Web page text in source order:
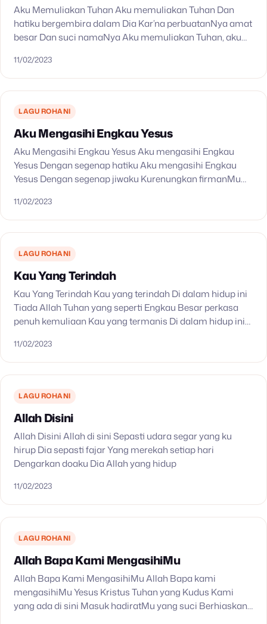
Aku Memuliakan Tuhan Aku memuliakan Tuhan Dan
hatiku bergembira dalam Dia Kar’na perbuatanNya amat
besar Dan suci namaNya Aku memuliakan Tuhan, aku
Kar’na perbuatanNya amat…
11/02/2023
LAGU ROHANI
Aku Mengasihi Engkau Yesus
Aku Mengasihi Engkau Yesus Aku mengasihi Engkau
Yesus Dengan segenap hatiku Aku mengasihi Engkau
Yesus Dengan segenap jiwaku Kurenungkan firmanMu
Engkau tahu ya Tuhan tujuan…
11/02/2023
LAGU ROHANI
Kau Yang Terindah
Kau Yang Terindah Kau yang terindah Di dalam hidup ini
Tiada Allah Tuhan yang seperti Engkau Besar perkasa
penuh kemuliaan Kau yang termanis Di dalam hidup ini
11/02/2023
LAGU ROHANI
Allah Disini
Allah Disini Allah di sini Sepasti udara segar yang ku
hirup Dia sepasti fajar Yang merekah setiap hari
Dengarkan doaku Dia Allah yang hidup
11/02/2023
LAGU ROHANI
Allah Bapa Kami MengasihiMu
Allah Bapa Kami MengasihiMu Allah Bapa kami
mengasihiMu Yesus Kristus Tuhan yang Kudus Kami
yang ada di sini Masuk hadiratMu yang suci Berhiaskan